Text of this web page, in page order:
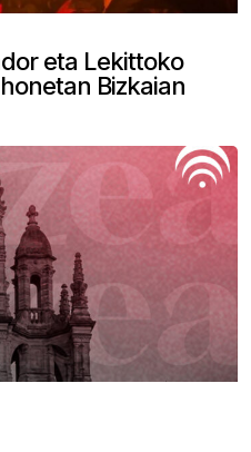
eta Lekittoko
Bizkaian